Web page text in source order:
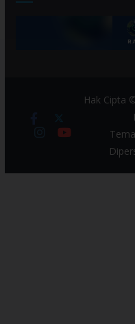
Hak Cipta